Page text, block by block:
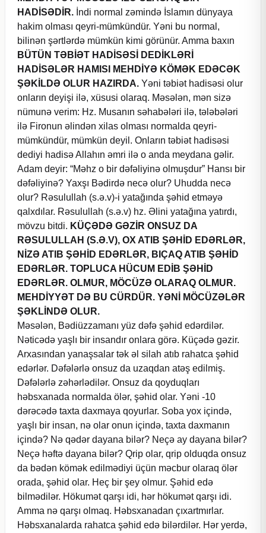
HADİSƏDİR. İndi normal zəmində İslamın dünyaya
hakim olması qeyri-mümkündür. Yəni bu normal,
bilinən şərtlərdə mümkün kimi görünür. Amma baxın
BÜTÜN TƏBİƏT HADİSƏSİ DEDİKLƏRİ
HADİSƏLƏR HAMISI MEHDİYƏ KÖMƏK EDƏCƏK
ŞƏKİLDƏ OLUR HAZIRDA. Yəni təbiət hadisəsi olur
onların deyişi ilə, xüsusi olaraq. Məsələn, mən sizə
nümunə verim: Hz. Musanın səhabələri ilə, tələbələri
ilə Fironun əlindən xilas olması normalda qeyri-
mümkündür, mümkün deyil. Onların təbiət hadisəsi
dediyi hadisə Allahın əmri ilə o anda meydana gəlir.
Adam deyir: “Məhz o bir dəfəliyinə olmuşdur” Hansı bir
dəfəliyinə? Yaxşı Bədirdə necə olur? Uhudda necə
olur? Rəsulullah (s.ə.v)-i yatağında şəhid etməyə
qalxdılar. Rəsulullah (s.ə.v) hz. Əlini yatağına yatırdı,
mövzu bitdi. KÜÇƏDƏ GƏZİR ONSUZ DA
RƏSULULLAH (S.Ə.V), OX ATIB ŞƏHİD EDƏRLƏR,
NİZƏ ATIB ŞƏHİD EDƏRLƏR, BIÇAQ ATIB ŞƏHİD
EDƏRLƏR. TOPLUCA HÜCUM EDİB ŞƏHİD
EDƏRLƏR. OLMUR, MÖCÜZƏ OLARAQ OLMUR.
MEHDİYYƏT DƏ BU CÜRDÜR. YƏNİ MÖCÜZƏLƏR
ŞƏKLİNDƏ OLUR.
Məsələn, Bədiüzzamanı yüz dəfə şəhid edərdilər.
Nəticədə yaşlı bir insandır onlara görə. Küçədə gəzir.
Arxasından yanaşsalar tək əl silah atıb rahatca şəhid
edərlər. Dəfələrlə onsuz da uzaqdan atəş edilmiş.
Dəfələrlə zəhərlədilər. Onsuz da qoyduqları
həbsxanada normalda ölər, şəhid olar. Yəni -10
dərəcədə taxta daxmaya qoyurlar. Soba yox içində,
yaşlı bir insan, nə olar onun içində, taxta daxmanın
içində? Nə qədər dayana bilər? Neçə ay dayana bilər?
Neçə həftə dayana bilər? Qrip olar, qrip olduqda onsuz
da bədən kömək edilmədiyi üçün məcbur olaraq ölər
orada, şəhid olar. Heç bir şey olmur. Şəhid edə
bilmədilər. Hökumət qarşı idi, hər hökumət qarşı idi.
Amma nə qarşı olmaq. Həbsxanadan çıxartmırlar.
Həbsxanalarda rahatca şəhid edə bilərdilər. Hər yerdə,